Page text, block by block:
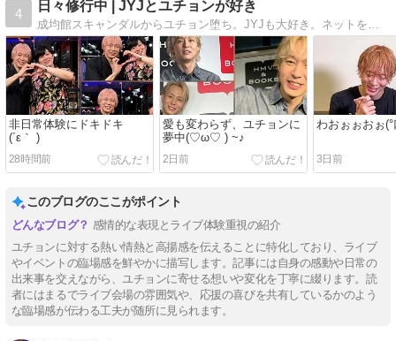
4
日々修行中 | JYJとユチョンが好き
非日常体験にドキドキ
(⁠´⁠ε⁠｀⁠ ⁠)
28時間前
愛も変わらず、ユチョンに
夢中(⁠♡⁠ω⁠♡⁠ ⁠)⁠ ⁠~⁠♪
2日前
わおぉぉおぉ(°
3日前
このブログのここがポイント
感情的な表現とライブ体験重視の紹介
ユチョンに対する熱い情熱と高揚感を伝えることに特化しており、ライブ
やイベントの臨場感を鮮やかに描写します。記事には自身の感動や日常の
出来事を交えながら、ユチョンに寄せる想いや変化を丁寧に綴ります。読
者にはまるでライブ会場の雰囲気や、応援の喜びを共有しているかのよう
な臨場感が伝わる工夫が随所に見られます。